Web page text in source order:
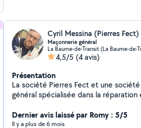
Cyril Messina (Pierres Fect)
Maçonnerie général
4,5/5 (4 avis)
Présentation
La société Pierres Fect et une
général spécialisée dans la réparation et reformation
la pierres en employant des produit adaptés (le ciment
détruit la pierre avec le temps ) La société propose
Dernier avis laissé par Romy : 5/5
Il y a plus de 6 mois